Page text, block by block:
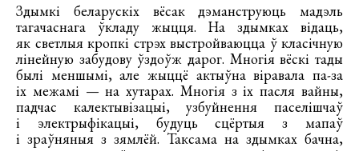
Здымкі беларускіх вёсак дэманструюць мадэль
тагачаснага ўкладу жыцця. На здымках відаць,
як светлыя кропкі стрэх выстройваюцца ў класічную
лінейную забудову ўздоўж дарог. Многія вёскі тады
былі меншымі, але жыццё актыўна віравала па-за
іх межамі — на хутарах. Многія з іх пасля вайны,
падчас калектывізацыі, узбуйнення паселішчаў
і электрыфікацыі, будуць сцёртыя з мапаў
і зраўняныя з зямлёй. Таксама на здымках бачна,